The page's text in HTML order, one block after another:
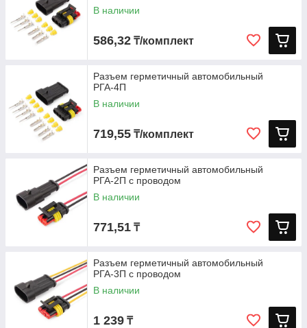
В наличии
586,32 ₸/комплект
Разъем герметичный автомобильный
РГА-4П
В наличии
719,55 ₸/комплект
Разъем герметичный автомобильный
РГА-2П с проводом
В наличии
771,51 ₸
Разъем герметичный автомобильный
РГА-3П с проводом
В наличии
1 239 ₸